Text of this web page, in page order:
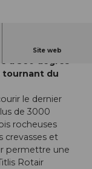
Site web
dans
à 360 degrés
tournant du
le dernier
de 3000
rocheuses
crevasses et
permettre une
Rotair